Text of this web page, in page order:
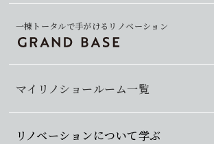
マイリノショールーム一覧
一棟トータルで手がけるリノベーション
リノベーションについて学ぶ